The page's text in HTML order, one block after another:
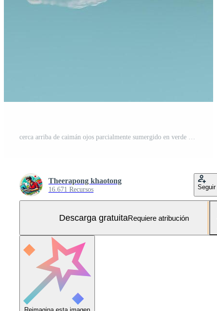
cerca arriba de caimán ojos parcialmente sumergido en verde azulado agua Foto Gratis
Theerapong khaotong
16.671 Recursos Seguir
Descarga gratuitaRequiere atribución